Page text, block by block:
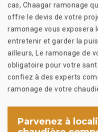
cas, Chaagar ramonage
offre le devis de votre
ramonage vous exposera
entretenir et garder la
ailleurs, Le ramonage de
obligatoire pour votre
confiez à des experts
ramonage de votre
Parvenez à